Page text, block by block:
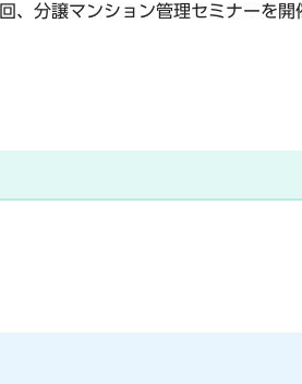
分譲マンション管理セミナーを開